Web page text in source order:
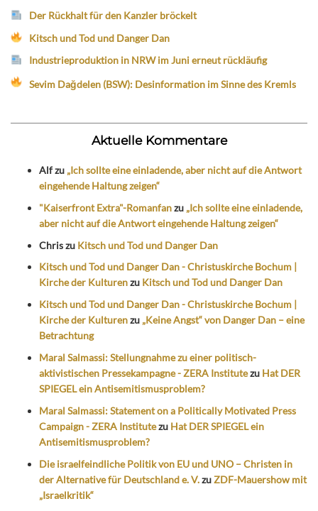
Der Rückhalt für den Kanzler bröckelt
Kitsch und Tod und Danger Dan
Industrieproduktion in NRW im Juni erneut rückläufig
Sevim Dağdelen (BSW): Desinformation im Sinne des Kremls
Aktuelle Kommentare
Alfzu „Ich sollte eine einladende, aber nicht auf die Antwort
eingehende Haltung zeigen“
"Kaiserfront Extra"-Romanfanzu „Ich sollte eine einladende,
aber nicht auf die Antwort eingehende Haltung zeigen“
Chriszu Kitsch und Tod und Danger Dan
Kitsch und Tod und Danger Dan - Christuskirche Bochum |
Kirche der Kulturenzu Kitsch und Tod und Danger Dan
Kitsch und Tod und Danger Dan - Christuskirche Bochum |
Kirche der Kulturenzu „Keine Angst“ von Danger Dan – eine
Betrachtung
Maral Salmassi: Stellungnahme zu einer politisch-
aktivistischen Pressekampagne - ZERA Institutezu Hat DER
SPIEGEL ein Antisemitismusproblem?
Maral Salmassi: Statement on a Politically Motivated Press
Campaign - ZERA Institutezu Hat DER SPIEGEL ein
Antisemitismusproblem?
Die israelfeindliche Politik von EU und UNO – Christen in
der Alternative für Deutschland e. V.zuZDF-Mauershow mit
„Israelkritik“